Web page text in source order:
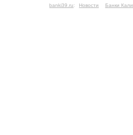
banki39.ru: Новости Банки